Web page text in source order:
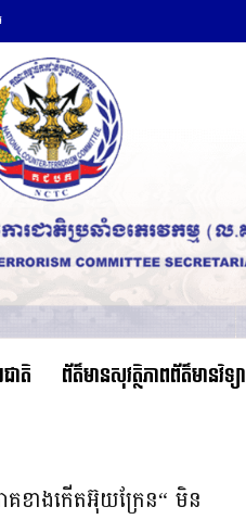
ាតិ ព័ត៌មានសុវត្ថិភាពព័ត៌មានវិទ្យា
គខាងកើតអ៊ុយក្រែន“ មិន